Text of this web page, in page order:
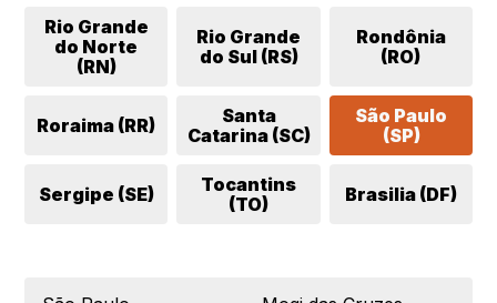
Rio Grande
do Norte
(RN)
Rio Grande
do Sul (RS)
Rondônia
(RO)
Roraima (RR)
Santa
Catarina (SC)
São Paulo
(SP)
Sergipe (SE)
Tocantins
(TO)
Brasilia (DF)